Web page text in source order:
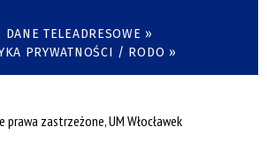
DANE TELEADRESOWE »
PRYWATNOŚCI / RODO »
prawa zastrzeżone, UM Włocławek